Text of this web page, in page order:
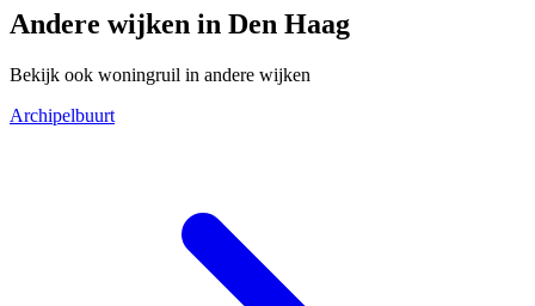
Andere wijken in Den Haag
Bekijk ook woningruil in andere wijken
Archipelbuurt